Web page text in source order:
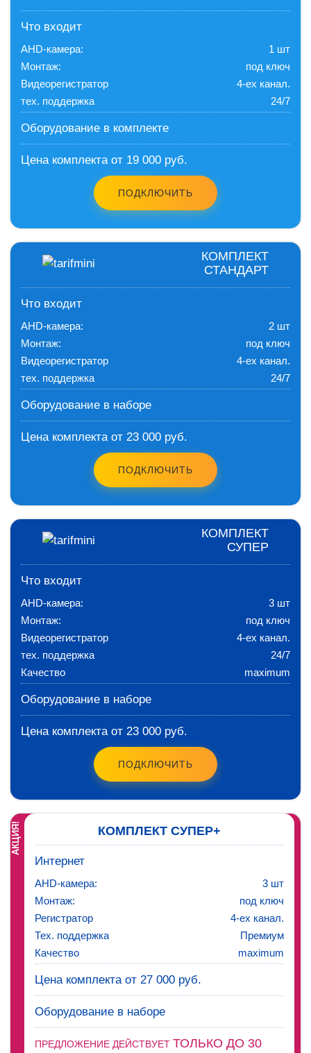
Что входит
AHD-камера:
1 шт
Монтаж:
под ключ
Видеорегистратор
4-ех канал.
тех. поддержка
24/7
Оборудование в комплекте
Цена комплекта от 19 000 руб.
ПОДКЛЮЧИТЬ
КОМПЛЕКТ
СТАНДАРТ
Что входит
AHD-камера:
2 шт
Монтаж:
под ключ
Видеорегистратор
4-ех канал.
тех. поддержка
24/7
Оборудование в наборе
Цена комплекта от 23 000 руб.
ПОДКЛЮЧИТЬ
КОМПЛЕКТ
СУПЕР
Что входит
AHD-камера:
3 шт
Монтаж:
под ключ
Видеорегистратор
4-ех канал.
тех. поддержка
24/7
Качество
maximum
Оборудование в наборе
Цена комплекта от 23 000 руб.
ПОДКЛЮЧИТЬ
АКЦИЯ! КОМПЛЕКТ СУПЕР+
Интернет
AHD-камера:
3 шт
Монтаж:
под ключ
Регистратор
4-ех канал.
Тех. поддержка
Премиум
Качество
maximum
Цена комплекта от 27 000 руб.
Оборудование в наборе
ПРЕДЛОЖЕНИЕ ДЕЙСТВУЕТ ТОЛЬКО ДО 30